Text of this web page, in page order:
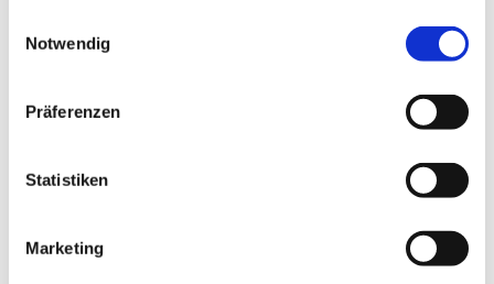
Notwendig
Präferenzen
Statistiken
Marketing
Dies könnte Sie auch